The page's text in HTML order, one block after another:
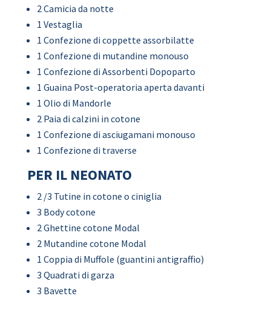
2 Camicia da notte
1 Vestaglia
1 Confezione di coppette assorbilatte
1 Confezione di mutandine monouso
1 Confezione di Assorbenti Dopoparto
1 Guaina Post-operatoria aperta davanti
1 Olio di Mandorle
2 Paia di calzini in cotone
1 Confezione di asciugamani monouso
1 Confezione di traverse
PER IL NEONATO
2 /3 Tutine in cotone o ciniglia
3 Body cotone
2 Ghettine cotone Modal
2 Mutandine cotone Modal
1 Coppia di Muffole (guantini antigraffio)
3 Quadrati di garza
3 Bavette